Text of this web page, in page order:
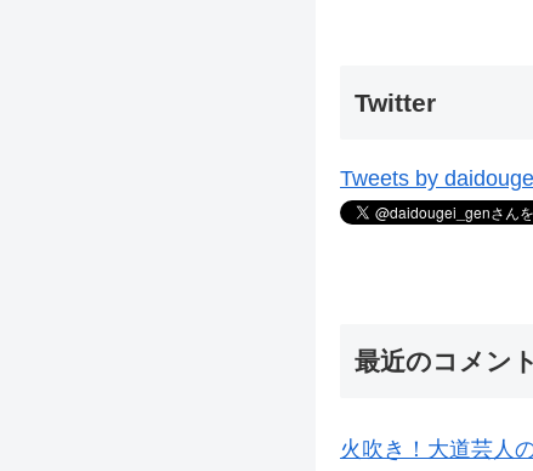
Twitter
Tweets by
最近のコメント
火吹き！大道芸人